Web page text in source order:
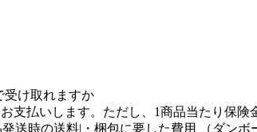
受け取れますか
払いします。ただし、1商品当たり保険
送時の送料|・梱包に要した費用 （ダン